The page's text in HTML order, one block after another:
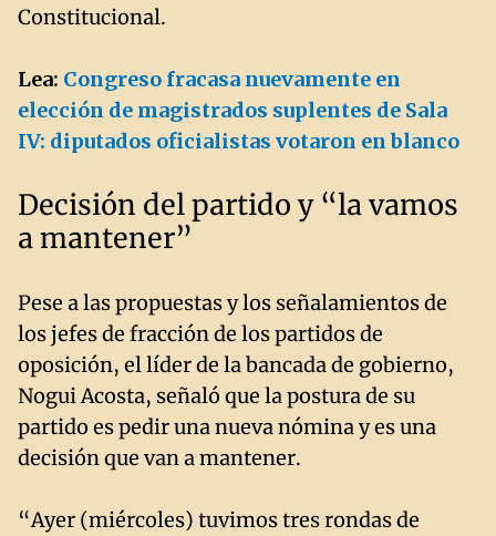
Constitucional.
Lea: Congreso fracasa nuevamente en
elección de magistrados suplentes de Sala
IV: diputados oficialistas votaron en blanco
Decisión del partido y “la vamos
a mantener”
Pese a las propuestas y los señalamientos de
los jefes de fracción de los partidos de
oposición, el líder de la bancada de gobierno,
Nogui Acosta, señaló que la postura de su
partido es pedir una nueva nómina y es una
decisión que van a mantener.
“Ayer (miércoles) tuvimos tres rondas de